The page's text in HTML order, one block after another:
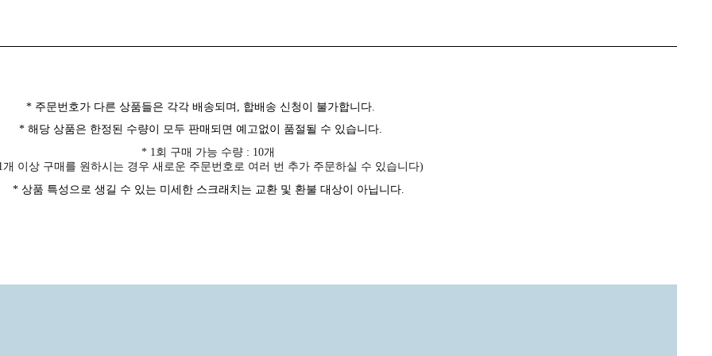
* 주문번호가 다른 상품들은 각각 배송되며 합배송 신청이 불가합니다.
* 해당 상품은 한정된 수량이 모두 판매되면 예고없이 품절될 수 있습니다.
* 1 회 구매 가능 수량 : 10개
개 이상 구매를 원하시는 경우 새로운 주문번호로 여러 번 추가 주문하실 수 있습니다)
* 상품 특성으로 생길 수 있는 미세한 스크래치는 교환 및 환불 대상이 아닙니다.